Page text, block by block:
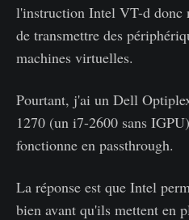
l'instruction Intel VT-d donc
de transmettre des
machines virtuelles.
Pourtant, j'ai un Dell
1270 (un i7-2600 sans
fonctionne en passthrough.
La réponse est que Intel
bien avant qu'ils mettent en